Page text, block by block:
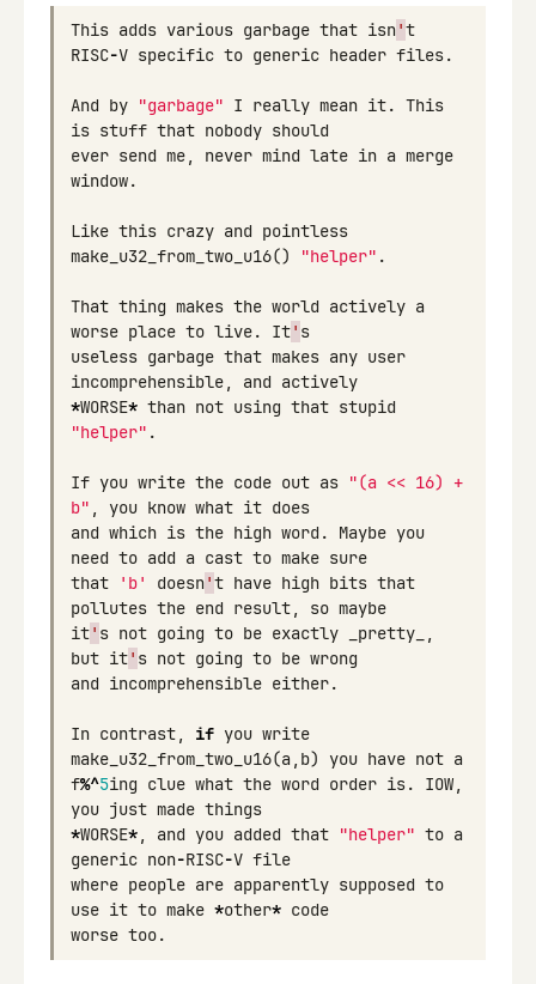
This adds various garbage that isn't
RISC-V specific to generic header files.
And by "garbage" I really mean it. This
is stuff that nobody should
ever send me, never mind late in a merge
window.
Like this crazy and pointless
make_u32_from_two_u16() "helper" .
That thing makes the world actively a
worse place to live. It' s
useless garbage that makes any user
incomprehensible, and actively
*WORSE* than not using that stupid
"helper" .
If you write the code out as "(a << 16) +
b" , you know what it does
and which is the high word. Maybe you
need to add a cast to make sure
that
'b' doesn't have high bits that
pollutes the end result, so maybe
it' s not going to be exactly _pretty_
,
but it' s not going to be wrong
and incomprehensible either.
In contrast, if you write
make_u32_from_two_u16(a, b) you have not a
f%^5ing clue what the word order is. IOW,
you just made things
*WORSE*, and you added that "helper" to a
generic non-RISC-V file
where people are apparently supposed to
use it to make *other* code
worse too.